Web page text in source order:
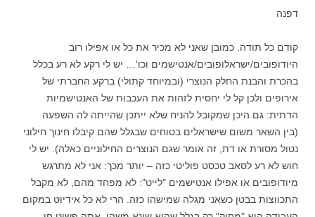
דפנה
קודם כל תודה. כמובן שאני לא מכיר את כל או אפילו רוב
היודופובים/ישראלופובים/אנטישמים וכו'… יש לי רקע לא רע בכלל
בהכרת והבנת החלק הנוצרי (ובמיוחד קתולי) ברקע החברתי של
אירופים ולכן קל לי יחסית לזהות את העכבות של האנטישמיות
הדתית: גם היכן שמקובל להניח שלא ייתכן שהייתה לה השפעה
(בין השאר משום שישראלים בטוחים שבגלל שהם קיבלו חינוך חילוני
נטול מסורת או דת, זה אומר שגם הנוצרים החילוניים כאלה). יש לי
חוש לא רע לסאב טכסט פוליטי כזה – יותר מכך: אני לא מתרגש
מיודופובים או אפילו אנטישמים "לייט": לא מפחד מהם, לא מקבל
התכווצות בבטן כשאני מגלה שמישהו כזה. הרי לא כל אידיוט במקום